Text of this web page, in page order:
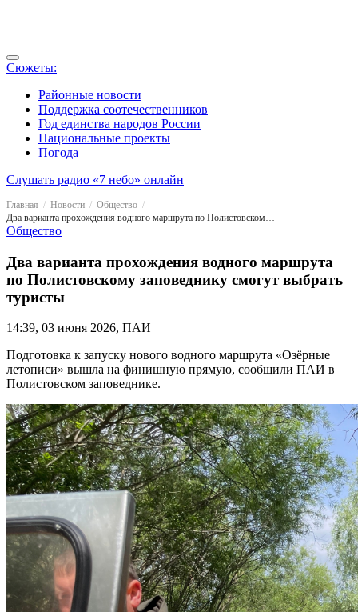
Сюжеты:
Районные новости
Поддержка соотечественников
Год единства народов России
Национальные проекты
Погода
Слушать радио «7 небо» онлайн
Главная Новости
Общество
Два варианта прохождения водного маршрута по Полистовскому заповеднику смогут выбрать туристы
Общество
Два варианта прохождения водного маршрута
по Полистовскому заповеднику смогут выбрать
туристы
14:39, 03 июня 2026, ПАИ
Подготовка к запуску нового водного маршрута «Озёрные
летописи» вышла на финишную прямую, сообщили ПАИ в
Полистовском заповеднике.